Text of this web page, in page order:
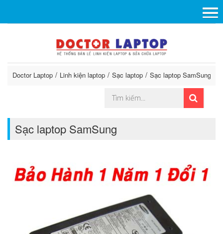
Doctor Laptop Linh kiện laptop Sạc laptop Sạc laptop SamSung
Sạc laptop SamSung